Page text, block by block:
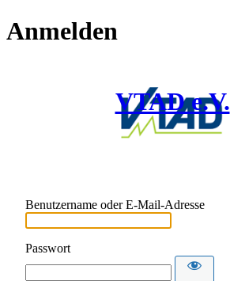
Anmelden
VTAD e.V.
Benutzername oder E-Mail-Adresse
Passwort